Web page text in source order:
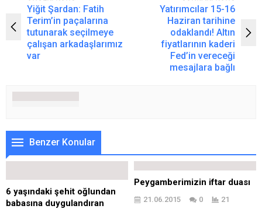
Yiğit Şardan: Fatih
Terim’in paçalarına
tutunarak seçilmeye
çalışan arkadaşlarımız
var
Yatırımcılar 15-16
Haziran tarihine
odaklandı! Altın
fiyatlarının kaderi
Fed’in vereceği
mesajlara bağlı
Benzer Konular
6 yaşındaki şehit oğlundan
babasına duygulandıran
Peygamberimizin iftar duası
21.06.2015 0 21